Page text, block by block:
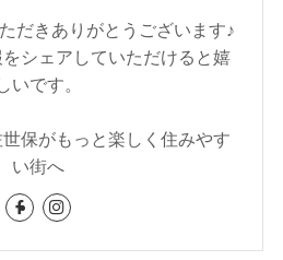
だきありがとうございます♪
シェアしていただけると嬉
いです。
保がもっと楽しく住みやす
い街へ